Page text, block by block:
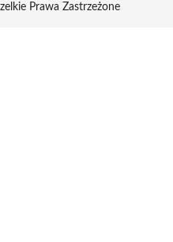
Prawa Zastrzeżone